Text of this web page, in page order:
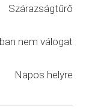
Szárazságtűrő
nem válogat
Napos helyre